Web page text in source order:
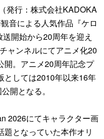
発行：株式会社KADOKA
音による人気作品『ケロ
開始から20周年を迎え
ャンネルにてアニメ化20
開。アニメ20周年記念プ
としては2010年以来16年
開となる。
2026にてキャラクター画
となっていた本作オリ